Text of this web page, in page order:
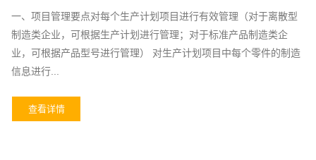
一、项目管理要点对每个生产计划项目进行有效管理（对于离散型
制造类企业，可根据生产计划进行管理；对于标准产品制造类企
业，可根据产品型号进行管理） 对生产计划项目中每个零件的制造
信息进行...
查看详情